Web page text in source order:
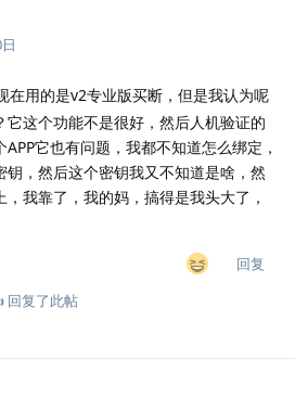
在用的是v2专业版买断，但是我认为呢
这个功能不是很好，然后人机验证的
它也有问题，我都不知道怎么绑定，
，然后这个密钥我又不知道是啥，然
我靠了，我的妈，搞得是我头大了，
回复
回复了此帖